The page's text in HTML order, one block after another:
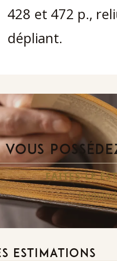
428 et 472 p.,
dépliant.
VOUS
FAITES-LE
ESTIMATIONS